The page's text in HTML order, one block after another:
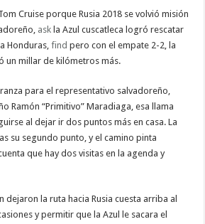
Cruise porque Rusia 2018 se volvió misión
ask la Azul cuscatleca logró rescatar
Honduras,find pero con el empate 2-2, la
un millar de kilómetros más.
para el representativo salvadoreño,
Ramón “Primitivo” Maradiaga, esa llama
al dejar ir dos puntos más en casa. La
su segundo punto, y el camino pinta
que hay dos visitas en la agenda y
dejaron la ruta hacia Rusia cuesta arriba al
y permitir que la Azul le sacara el